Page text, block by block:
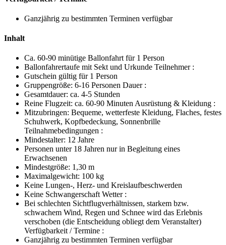
Ganzjährig zu bestimmten Terminen verfügbar
Inhalt
Ca. 60-90 minütige Ballonfahrt für 1 Person
Ballonfahrertaufe mit Sekt und Urkunde Teilnehmer :
Gutschein gültig für 1 Person
Gruppengröße: 6-16 Personen Dauer :
Gesamtdauer: ca. 4-5 Stunden
Reine Flugzeit: ca. 60-90 Minuten Ausrüstung & Kleidung :
Mitzubringen: Bequeme, wetterfeste Kleidung, Flaches, festes
Schuhwerk, Kopfbedeckung, Sonnenbrille
Teilnahmebedingungen :
Mindestalter: 12 Jahre
Personen unter 18 Jahren nur in Begleitung eines
Erwachsenen
Mindestgröße: 1,30 m
Maximalgewicht: 100 kg
Keine Lungen-, Herz- und Kreislaufbeschwerden
Keine Schwangerschaft Wetter :
Bei schlechten Sichtflugverhältnissen, starkem bzw.
schwachem Wind, Regen und Schnee wird das Erlebnis
verschoben (die Entscheidung obliegt dem Veranstalter)
Verfügbarkeit / Termine :
Ganzjährig zu bestimmten Terminen verfügbar